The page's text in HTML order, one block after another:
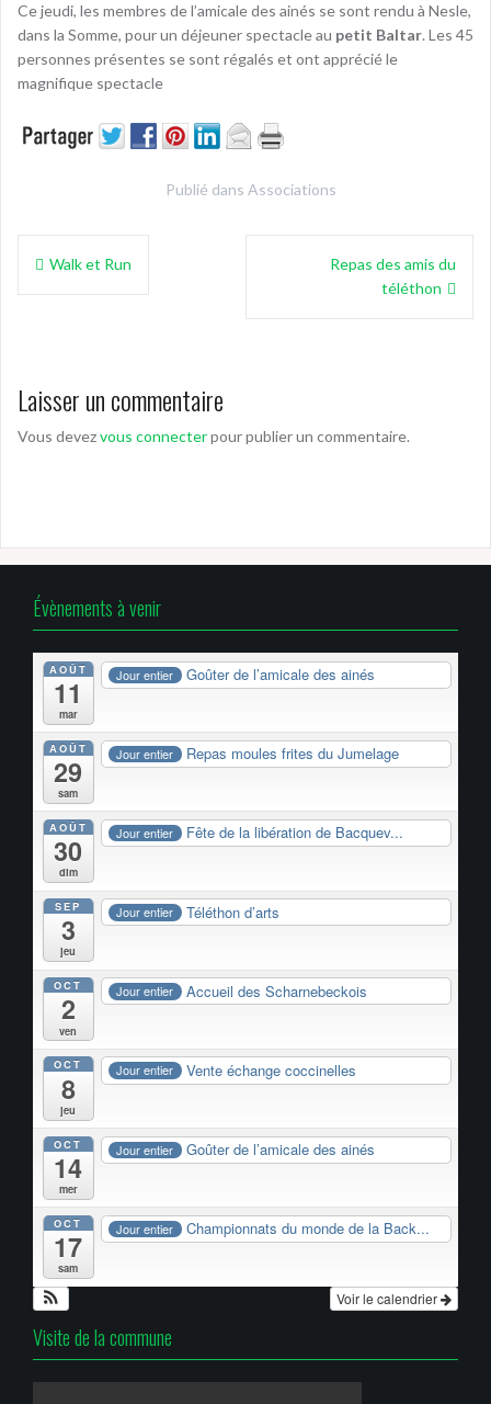
Ce jeudi, les membres de l’amicale des ainés se sont rendu à Nesle,
dans la Somme, pour un déjeuner spectacle au petit Baltar. Les 45
personnes présentes se sont régalés et ont apprécié le
magnifique spectacle
Publié dans Associations
Navigation
Walk et Run
Repas des amis du
téléthon
Laisser un commentaire
Vous devezvous connecterpour publier un commentaire.
Évènements à venir
AOÛT
11
mar
Jour entier Goûter de l’amicale des ainés
AOÛT
29
sam
Jour entier Repas moules frites du Jumelage
AOÛT
30
dim
Jour entier Fête de la libération de Bacquev...
SEP
3
jeu
Jour entier Téléthon d’arts
OCT
2
ven
Jour entier Accueil des Scharnebeckois
OCT
8
jeu
Jour entier Vente échange coccinelles
OCT
14
mer
Jour entier Goûter de l’amicale des ainés
OCT
17
sam
Jour entier Championnats du monde de la Back...
Voir le calendrier
Visite de la commune